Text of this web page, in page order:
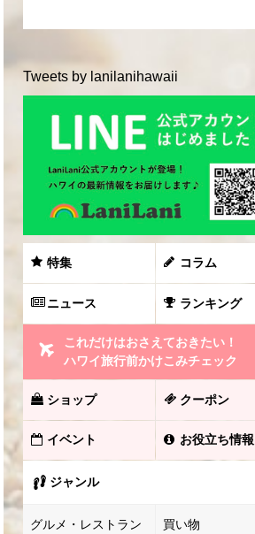
Tweets by lanilanihawaii
特集 コラム
ニュース ランキング
これだけはおさえておきたい！
ハワイ旅行前かけこみチェック
ショップ クーポン
イベント お役立ち情報
ジャンル
グルメ・レストラン 買い物